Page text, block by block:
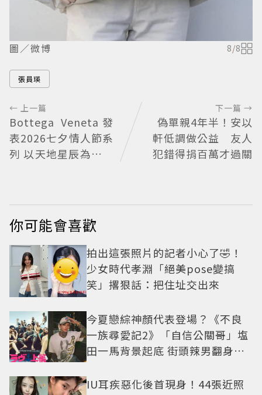
圖／微博 8/8
張員瑛
← 上一篇
Bottega Veneta發
表2026七夕情人節系
列 以天地星辰為經緯
下一篇 →
偽單親4年半！安以
軒低調做公益 友人
犯錯得捐百萬才過關
你可能會喜歡
拍出這張照片的記者小心了🤣！
少女時代孝淵「絕美pose變搞
笑」撂狠話：把住址交出來
今夏戀綜神顏代表登場？《不良
一族尋愛記2》「自信公關哥」塩
田一馬背景起底 街頭辣男翻身當
IU耳疾惡化後首現身！44張近照